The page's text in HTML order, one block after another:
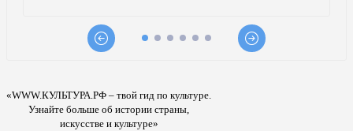
«WWW.КУЛЬТУРА.РФ – твой гид по культуре.
Узнайте больше об истории страны,
искусстве и культуре»